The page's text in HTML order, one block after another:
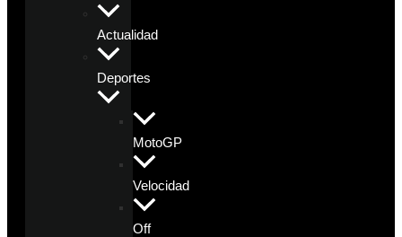
Actualidad
Deportes
MotoGP
Velocidad
Off